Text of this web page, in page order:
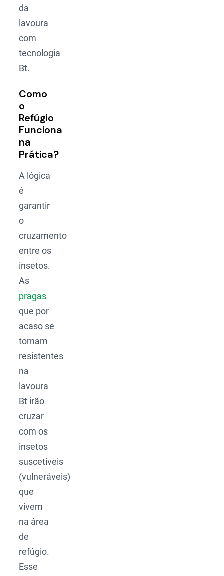
da
lavoura
com
tecnologia
Bt.
Como
o
Refúgio
Funciona
na
Prática?
A lógica
é
garantir
o
cruzamento
entre os
insetos.
As
pragas
que por
acaso se
tornam
resistentes
na
lavoura
Bt irão
cruzar
com os
insetos
suscetíveis
(vulneráveis)
que
vivem
na área
de
refúgio.
Esse